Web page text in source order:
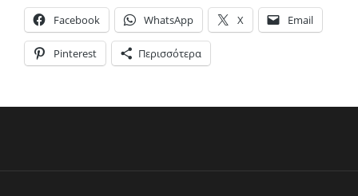
Facebook WhatsApp X Email
Pinterest Περισσότερα